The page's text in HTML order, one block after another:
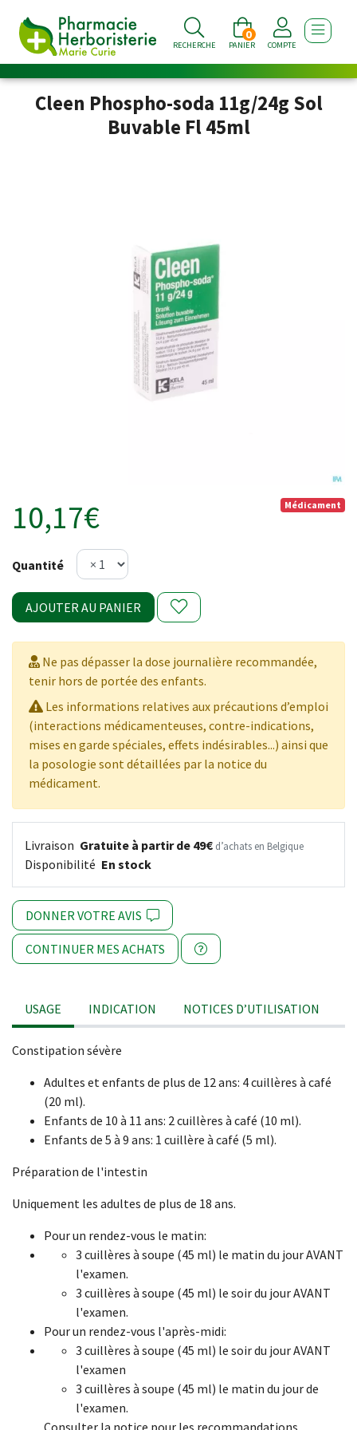
RECHERCHE PANIER
0
COMPTE
Cleen Phospho-soda 11g/24g Sol
Buvable Fl 45ml
Médicament
10,17€
Quantité
AJOUTER AU PANIER
Ne pas dépasser la dose journalière recommandée,
tenir hors de portée des enfants.
Les informations relatives aux précautions d’emploi
(interactions médicamenteuses, contre-indications,
mises en garde spéciales, effets indésirables...) ainsi que
la posologie sont détaillées par la notice du
médicament.
Livraison Gratuite à partir de 49€ d’achats en Belgique
Disponibilité En stock
DONNER VOTRE AVIS
CONTINUER MES ACHATS
USAGE INDICATION NOTICES D’UTILISATION
Constipation sévère
Adultes et enfants de plus de 12 ans: 4 cuillères à café
(20 ml).
Enfants de 10 à 11 ans: 2 cuillères à café (10 ml).
Enfants de 5 à 9 ans: 1 cuillère à café (5 ml).
Préparation de l'intestin
Uniquement les adultes de plus de 18 ans.
Pour un rendez-vous le matin:
3 cuillères à soupe (45 ml) le matin du jour AVANT
l'examen.
3 cuillères à soupe (45 ml) le soir du jour AVANT
l'examen.
Pour un rendez-vous l'après-midi:
3 cuillères à soupe (45 ml) le soir du jour AVANT
l'examen
3 cuillères à soupe (45 ml) le matin du jour de
l'examen.
Consulter la notice pour les recommandations